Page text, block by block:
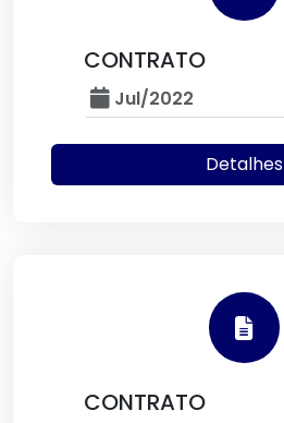
CONTRATO
Jul/2022
Detalhes
CONTRATO